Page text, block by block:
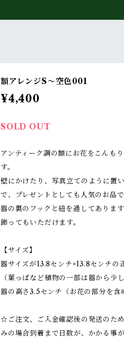
額アレンジS〜空色001
¥4,400
SOLD OUT
アンティーク調の額にお花をこんも
す。
壁にかけたり、写真立てのように置
で、プレゼントとしても人気のお品で
器の裏のフックと紐を通してありま
飾ってもいただけます。
【サイズ】
器サイズが13.8センチ×13.8センチの
（葉っぱなど植物の一部は器から少
器の高さ3.5センチ（お花の部分を含
☆ご注文、ご入金確認後の発送のた
みの場合到着まで日数が、かかる事